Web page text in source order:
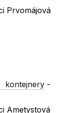
Prvomájová
kontejnery -
Ametystová